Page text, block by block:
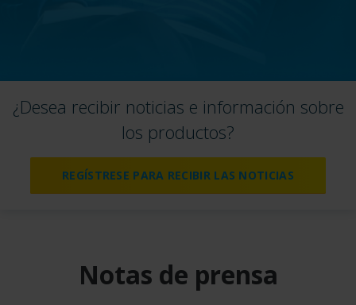
¿Desea recibir noticias e información sobre
los productos?
REGÍSTRESE PARA RECIBIR LAS NOTICIAS
Notas de prensa